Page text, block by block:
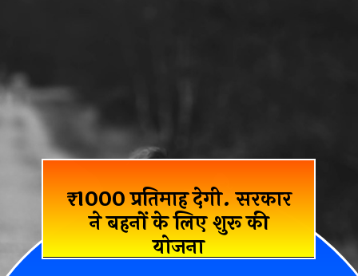
₹1000 प्रतिमाह देगी. सरकार
ने बहनों के लिए शुरू की
योजना